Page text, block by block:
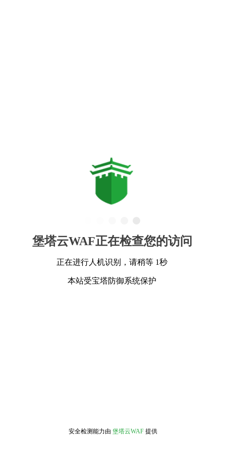
堡塔云WAF正在检查您的访问
正在进行人机识别，请稍等 1秒
本站受宝塔防御系统保护
安全检测能力由 堡塔云WAF 提供